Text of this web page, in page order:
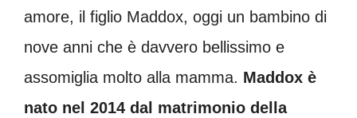
amore, il figlio Maddox, oggi un bambino di
nove anni che è davvero bellissimo e
assomiglia molto alla mamma. Maddox è
nato nel 2014 dal matrimonio della